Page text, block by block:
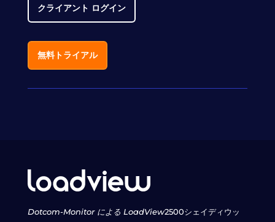
クライアント ログイン
無料トライアル
Dotcom-Monitor による LoadView2500シェイディウッ